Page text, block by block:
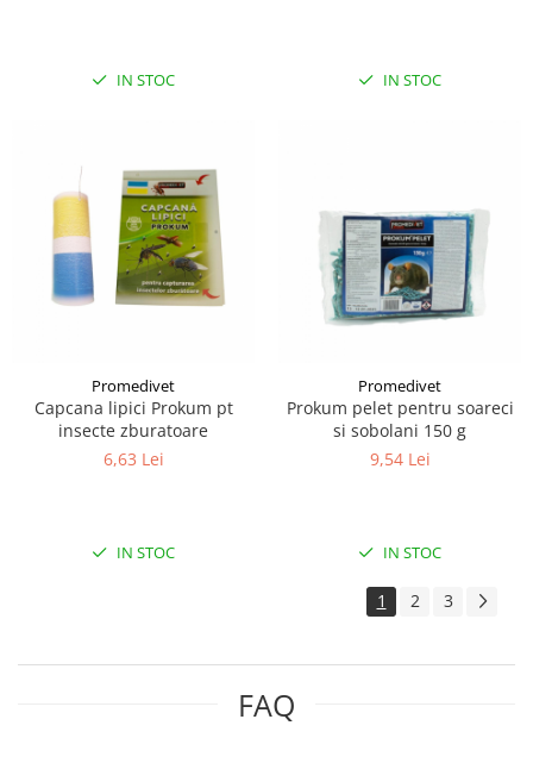
IN STOC IN STOC
Promedivet
Capcana lipici Prokum pt
insecte zburatoare
6,63 Lei
IN STOC
Promedivet
Prokum pelet pentru soareci
si sobolani 150 g
9,54 Lei
IN STOC
1 2 3
FAQ